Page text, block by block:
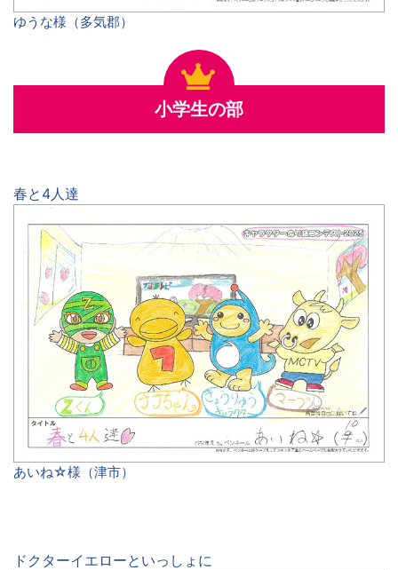
ゆうな様（多気郡）
小学生の部
春と4人達
あいね☆様（津市）
ドクターイエローといっしょに